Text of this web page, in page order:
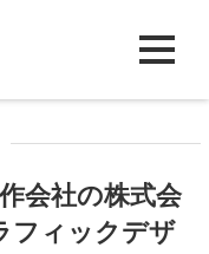
会社の株式会
フィックデザ